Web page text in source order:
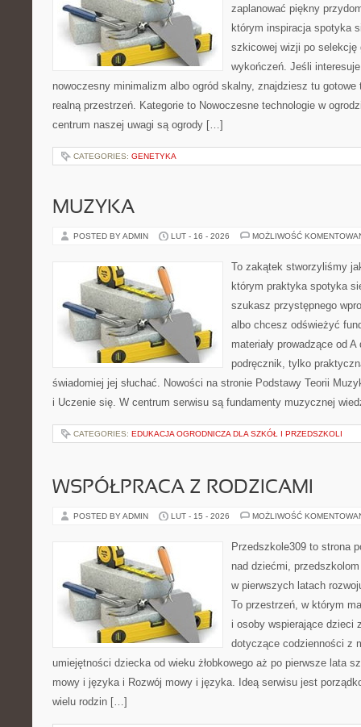
zaplanować piękny
którym inspiracja spotyka
szkicowej wizji po selekcję
wykończeń. Jeśli
nowoczesny minimalizm albo ogród skalny, znajdziesz tu gotowe
realną przestrzeń. Kategorie to Nowoczesne technologie w
centrum naszej uwagi są ogrody […]
CATEGORIES: GENETYKA
MUZYKA
POSTED BY ADMIN LUT - 16 - 2026 MOŻLIWOŚĆ
To zakątek stworzyliśmy
którym praktyka spotyka
szukasz przystępnego
albo chcesz odświeżyć
materiały prowadzące od
podręcznik, tylko
świadomiej jej słuchać. Nowości na stronie Podstawy Teorii
i Uczenie się. W centrum serwisu są fundamenty muzycznej
CATEGORIES: EDUKACJA OGRODNICZA DLA SZKÓŁ I PRZEDSZKOLI
WSPÓŁPRACA Z RODZICAMI
POSTED BY ADMIN LUT - 15 - 2026 MOŻLIWOŚĆ
Przedszkole309 to strona
nad dziećmi,
w pierwszych latach
To przestrzeń, w którym
i osoby wspierające dzieci
dotyczące codzienności z
umiejętności dziecka od wieku żłobkowego aż po pierwsze lata
mowy i języka i Rozwój mowy i języka. Ideą serwisu jest
wielu rodzin […]